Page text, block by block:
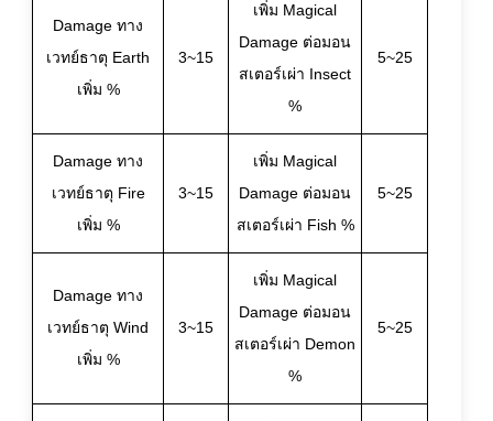
Damage ทาง
เวทย์ธาตุ Earth
เพิ่ม %
3~15
เพิ่ม Magical
Damage ต่อมอน
สเตอร์เผ่า Insect
%
5~25
Damage ทาง
เวทย์ธาตุ Fire
เพิ่ม %
3~15
เพิ่ม Magical
Damage ต่อมอน
สเตอร์เผ่า Fish %
5~25
Damage ทาง
เวทย์ธาตุ Wind
เพิ่ม %
3~15
เพิ่ม Magical
Damage ต่อมอน
สเตอร์เผ่า Demon
%
5~25